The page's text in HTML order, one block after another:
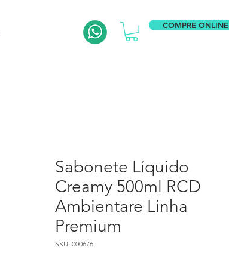
COMPRE ONLINE
Sabonete Líquido
Creamy 500ml RCD
Ambientare Linha
Premium
SKU: 000676